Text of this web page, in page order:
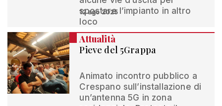
spostare l’impianto in altro
loco
12 ago 2025
Attualità
Pieve del 5Grappa
Animato incontro pubblico a
Crespano sull’installazione di
un’antenna 5G in zona